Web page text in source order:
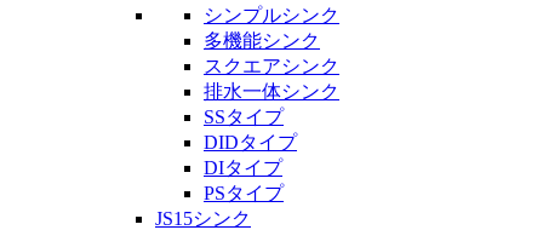
シンプルシンク
多機能シンク
スクエアシンク
排水一体シンク
SSタイプ
DIDタイプ
DIタイプ
PSタイプ
JS15シンク